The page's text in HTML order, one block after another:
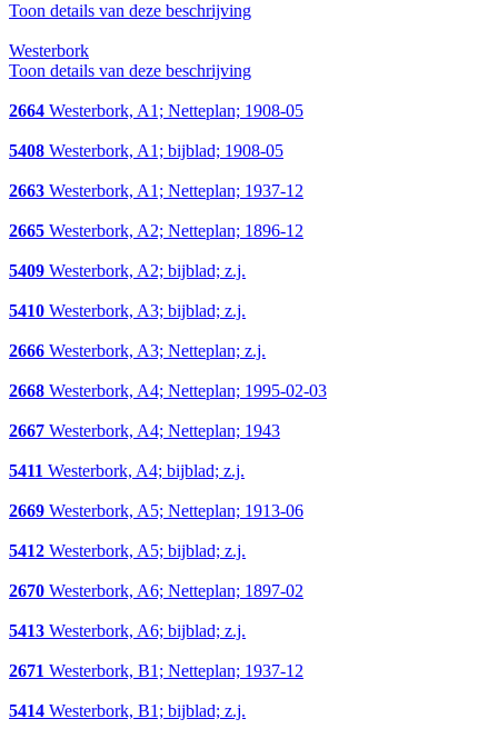
Toon details van deze beschrijving
Westerbork
Toon details van deze beschrijving
2664 Westerbork, A1; Netteplan; 1908-05
5408 Westerbork, A1; bijblad; 1908-05
2663 Westerbork, A1; Netteplan; 1937-12
2665 Westerbork, A2; Netteplan; 1896-12
5409 Westerbork, A2; bijblad; z.j.
5410 Westerbork, A3; bijblad; z.j.
2666 Westerbork, A3; Netteplan; z.j.
2668 Westerbork, A4; Netteplan; 1995-02-03
2667 Westerbork, A4; Netteplan; 1943
5411 Westerbork, A4; bijblad; z.j.
2669 Westerbork, A5; Netteplan; 1913-06
5412 Westerbork, A5; bijblad; z.j.
2670 Westerbork, A6; Netteplan; 1897-02
5413 Westerbork, A6; bijblad; z.j.
2671 Westerbork, B1; Netteplan; 1937-12
5414 Westerbork, B1; bijblad; z.j.